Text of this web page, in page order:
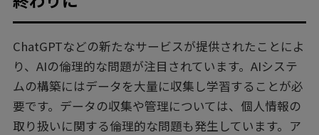
ChatGPTなどの新たなサービスが提供されたことによ
り、AIの倫理的な問題が注目されています。AIシステ
ムの構築にはデータを大量に収集し学習することが必
要です。データの収集や管理については、個人情報の
取り扱いに関する倫理的な問題も発生しています。ア